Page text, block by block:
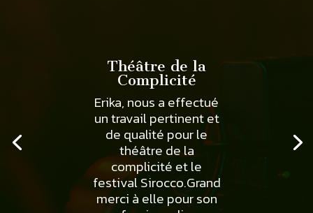
Théâtre de la
Complicité
Erika, nous a effectué
un travail pertinent et
de qualité pour le
théâtre de la
complicité et le
festival Sirocco.Grand
merci à elle pour son